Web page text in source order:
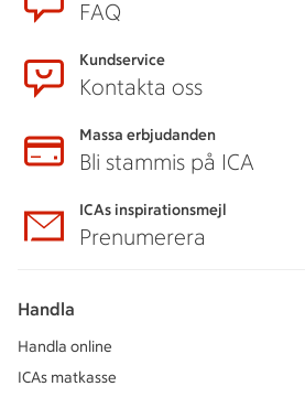
FAQ
Kundservice
Kontakta oss
Massa erbjudanden
Bli stammis på ICA
ICAs inspirationsmejl
Prenumerera
Handla
Handla online
ICAs matkasse